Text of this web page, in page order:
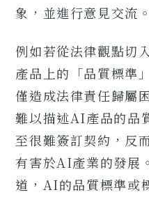
象，並進行意見交流。
例如若從法律觀點切
產品上的「品質標準
僅造成法律責任歸屬
難以描述AI產品的品
至很難簽訂契約，反
有害於AI產業的發展
道，AI的品質標準或